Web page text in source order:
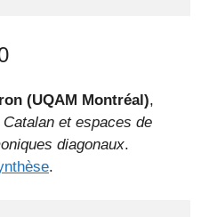
(UQAM Montréal),
et espaces de
diagonaux.
.